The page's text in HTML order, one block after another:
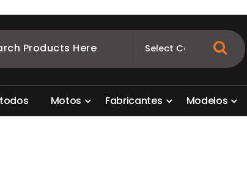
motos. Aquí está lo que necesitas
todos Motos Fabricantes Modelos